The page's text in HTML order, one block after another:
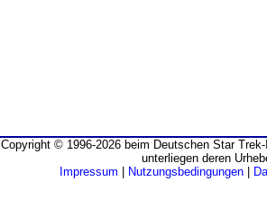
Copyright © 1996-2026 beim Deutschen Star
unterliegen deren
Impressum
Nutzungsbedingungen